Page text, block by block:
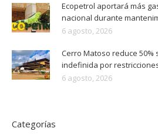
Ecopetrol aportará más
nacional durante
6 agosto, 2026
Cerro Matoso reduce
indefinida por
6 agosto, 2026
Categorías